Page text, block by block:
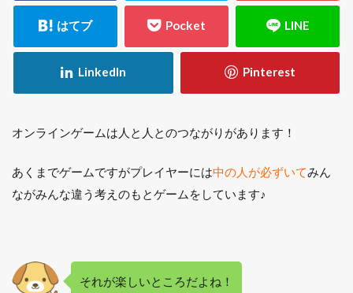
オンラインゲームは人と人とのつながりがあります！
あくまでゲームですがプレイヤーには中の人が必ずいてみん
ながみんな違う考えのもとゲームをしています♪
それが楽しいところだよね！